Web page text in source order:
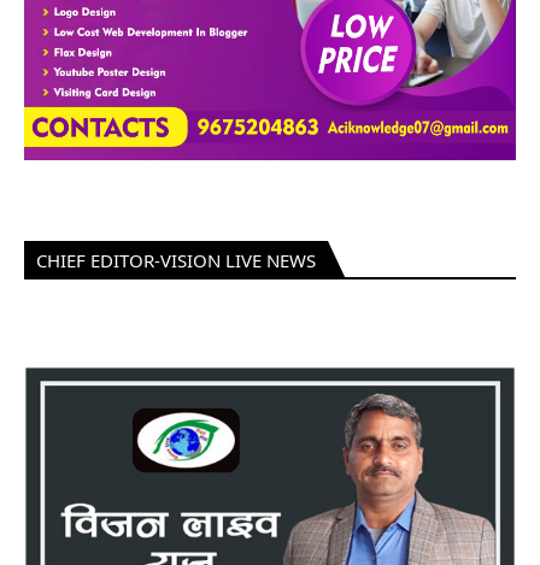
CHIEF EDITOR-VISION LIVE NEWS